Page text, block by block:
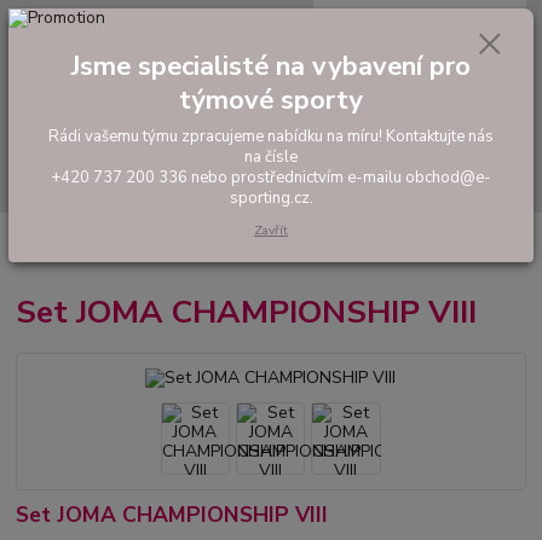
Hledat
tel: +420 737 200 336
0,00 Kč
Hráčské sety a soupravy
VIII
Set JOMA CHAMPIONSHIP VIII
Set JOMA CHAMPIONSHIP VIII
Jsme specialisté na vybavení pro
týmové sporty
Rádi vašemu týmu zpracujeme nabídku na míru! Kontaktujte nás
na čísle
+420 737 200 336 nebo prostřednictvím e-mailu obchod@e-
sporting.cz.
Zavřít